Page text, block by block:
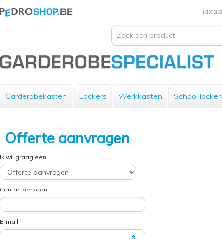
+32 3
Garderobekasten Lockers Werkkasten School
Offerte aanvragen
Ik wil graag een
Contactpersoon
E-mail